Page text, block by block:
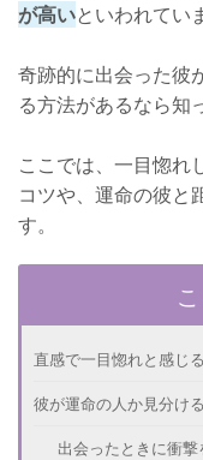
が高いといわれてい
奇跡的に出会った彼
る方法があるなら知
ここでは、一目惚れ
コツや、運命の彼と
す。
直感で一目惚れと感じ
彼が運命の人か見分け
出会ったときに衝撃